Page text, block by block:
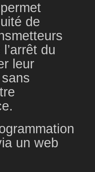
de
du
leur
un web